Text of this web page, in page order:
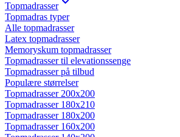
Topmadrasser
Topmadras typer
Alle topmadrasser
Latex topmadrasser
Memoryskum topmadrasser
Topmadrasser til elevationssenge
Topmadrasser på tilbud
Populære størrelser
Topmadrasser 200x200
Topmadrasser 180x210
Topmadrasser 180x200
Topmadrasser 160x200